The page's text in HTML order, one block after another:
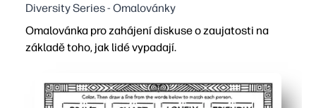
Diversity Series - Omalovánky
Omalovánka pro zahájení diskuse o zaujatosti na
základě toho, jak lidé vypadají.
Pohodlí tisku a použití - nulová příprava na zahájení
Omalování zaujme každého žáka - zaneprázdněné